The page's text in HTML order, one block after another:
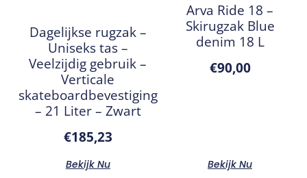
Dagelijkse rugzak –
Uniseks tas –
Veelzijdig gebruik –
Verticale
skateboardbevestiging
– 21 Liter – Zwart
€185,23
Bekijk Nu
Arva Ride 18 –
Skirugzak Blue
denim 18 L
€90,00
Bekijk Nu